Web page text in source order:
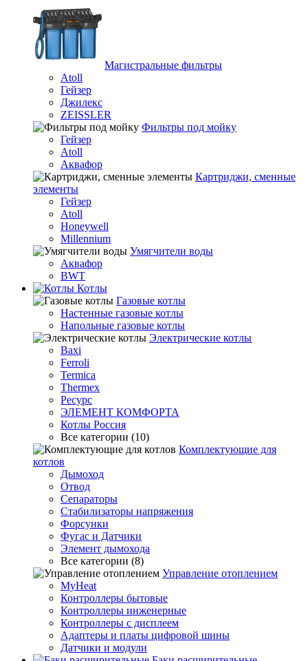
Магистральные фильтры
Atoll
Гейзер
Джилекс
ZEISSLER
Фильтры под мойку
Гейзер
Atoll
Аквафор
Картриджи, сменные
элементы
Гейзер
Atoll
Honeywell
Millennium
Умягчители воды
Аквафор
BWT
Котлы
Гaзовые котлы
Настенные газовые котлы
Напольные газовые котлы
Электрические котлы
Baxi
Ferroli
Termica
Thermex
Ресурс
ЭЛЕМЕНТ КОМФОРТА
Котлы Россия
Все категории (10)
Комплектующие для
котлов
Дымоход
Отвод
Сепараторы
Стабилизаторы напряжения
Форсунки
Фугас и Датчики
Элемент дымохода
Все категории (8)
Управление отоплением
MyHeat
Контроллеры бытовые
Контроллеры инженерные
Контроллеры с дисплеем
Адаптеры и платы цифровой шины
Датчики и модули